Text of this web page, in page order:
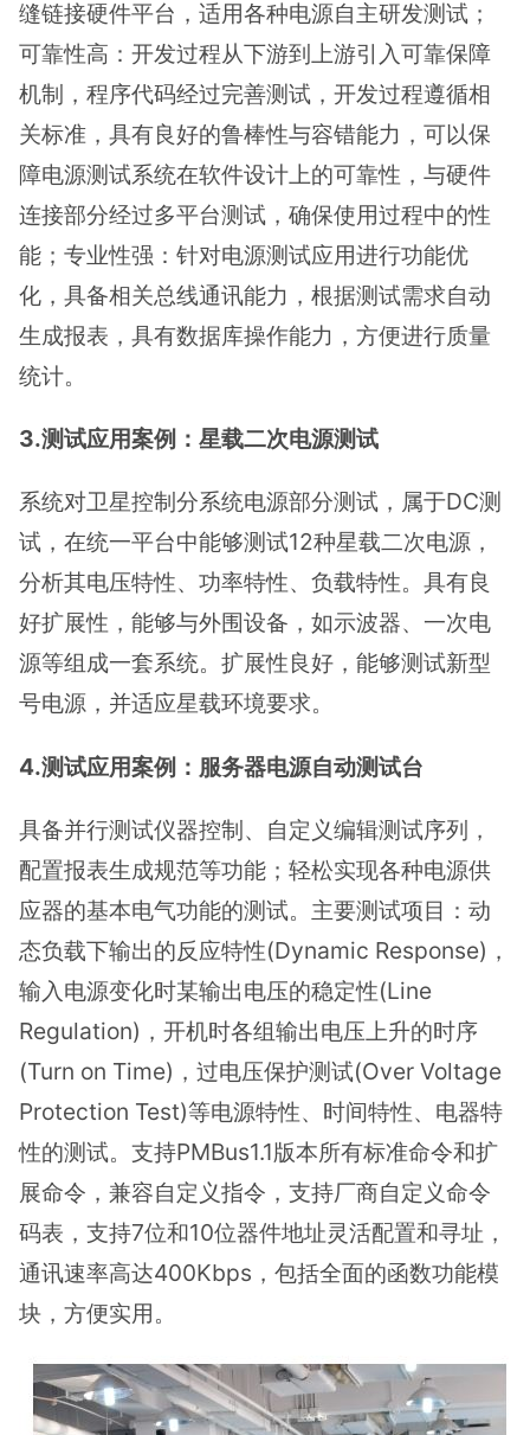
缝链接硬件平台，适用各种电源自主研发测试；
可靠性高：开发过程从下游到上游引入可靠保障
机制，程序代码经过完善测试，开发过程遵循相
关标准，具有良好的鲁棒性与容错能力，可以保
障电源测试系统在软件设计上的可靠性，与硬件
连接部分经过多平台测试，确保使用过程中的性
能；专业性强：针对电源测试应用进行功能优
化，具备相关总线通讯能力，根据测试需求自动
生成报表，具有数据库操作能力，方便进行质量
统计。
3.测试应用案例：星载二次电源测试
系统对卫星控制分系统电源部分测试，属于DC测
试，在统一平台中能够测试12种星载二次电源，
分析其电压特性、功率特性、负载特性。具有良
好扩展性，能够与外围设备，如示波器、一次电
源等组成一套系统。扩展性良好，能够测试新型
号电源，并适应星载环境要求。
4.测试应用案例：服务器电源自动测试台
具备并行测试仪器控制、自定义编辑测试序列，
配置报表生成规范等功能；轻松实现各种电源供
应器的基本电气功能的测试。主要测试项目：动
态负载下输出的反应特性(Dynamic Response)，
输入电源变化时某输出电压的稳定性(Line
Regulation)，开机时各组输出电压上升的时序
(Turn on Time)，过电压保护测试(Over Voltage
Protection Test)等电源特性、时间特性、电器特
性的测试。支持PMBus1.1版本所有标准命令和扩
展命令，兼容自定义指令，支持厂商自定义命令
码表，支持7位和10位器件地址灵活配置和寻址，
通讯速率高达400Kbps，包括全面的函数功能模
块，方便实用。